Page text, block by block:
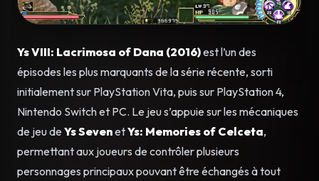
Ys VIII: Lacrimosa of Dana (2016)est l’un des
épisodes les plus marquants de la série récente, sorti
initialement sur PlayStation Vita, puis sur PlayStation 4,
Nintendo Switch et PC. Le jeu s’appuie sur les mécaniques
de jeu de Ys SevenetYs: Memories of Celceta,
permettant aux joueurs de contrôler plusieurs
personnages principaux pouvant être échangés à tout